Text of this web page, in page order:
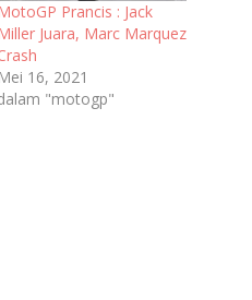
Prancis : Jack
Juara, Marc Marquez
Mei 16, 2021
"motogp"